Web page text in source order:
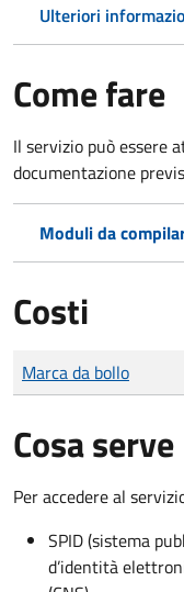
Ulteriori
Come fare
Il servizio può essere
documentazione
Moduli da
Costi
Tipo di pagamento
Importo
Marca da bollo
Cosa serve
Per accedere al
SPID (sistema
d’identità